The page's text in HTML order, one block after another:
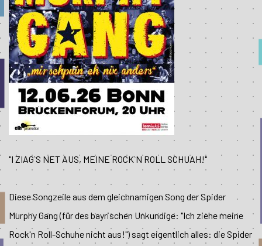
"I ZIAG`S NET AUS, MEINE ROCK`N ROLL SCHUAH!"
Diese Songzeile aus dem gleichnamigen Song der Spider
Murphy Gang (für des bayrischen Unkundige: "Ich ziehe meine
Rock'n Roll-Schuhe nicht aus!") sagt eigentlich alles: die Spider